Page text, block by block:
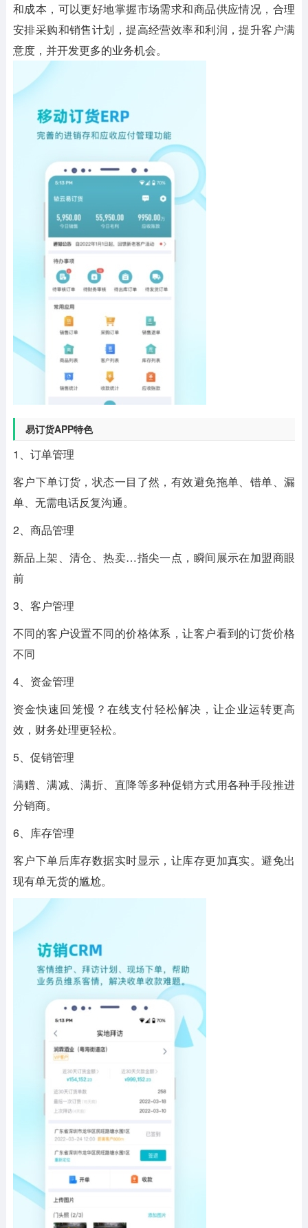
和成本，可以更好地掌握市场需求和商品供应情况，合理
安排采购和销售计划，提高经营效率和利润，提升客户满
意度，并开发更多的业务机会。
易订货APP特色
1、订单管理
客户下单订货，状态一目了然，有效避免拖单、错单、漏
单、无需电话反复沟通。
2、商品管理
新品上架、清仓、热卖…指尖一点，瞬间展示在加盟商眼
前
3、客户管理
不同的客户设置不同的价格体系，让客户看到的订货价格
不同
4、资金管理
资金快速回笼慢？在线支付轻松解决，让企业运转更高
效，财务处理更轻松。
5、促销管理
满赠、满减、满折、直降等多种促销方式用各种手段推进
分销商。
6、库存管理
客户下单后库存数据实时显示，让库存更加真实。避免出
现有单无货的尴尬。